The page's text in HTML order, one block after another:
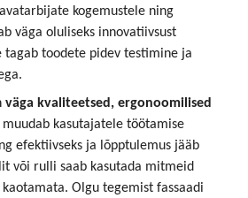
kogemustele ning
väga oluliseks innovatiivsust
toodete pidev testimine ja
väga kvaliteetsed, ergonoomilised
muudab kasutajatele töötamise
efektiivseks ja lõpptulemus jääb
või rulli saab kasutada mitmeid
Olgu tegemist fassaadi